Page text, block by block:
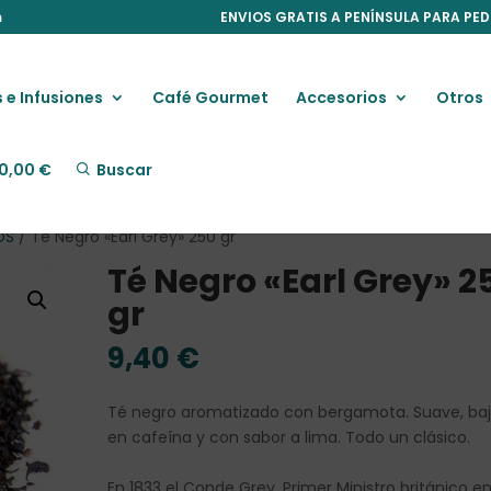
ENVIOS GRATIS A PENÍNSULA PARA
e Infusiones Café Gourmet Accesorios Otros
0,00 € Buscar
/ Té Negro «Earl Grey» 250 gr
Té Negro «Earl Grey»
gr
9,40 €
Té negro aromatizado con bergamota. Suave,
en cafeína y con sabor a lima. Todo un clásico.